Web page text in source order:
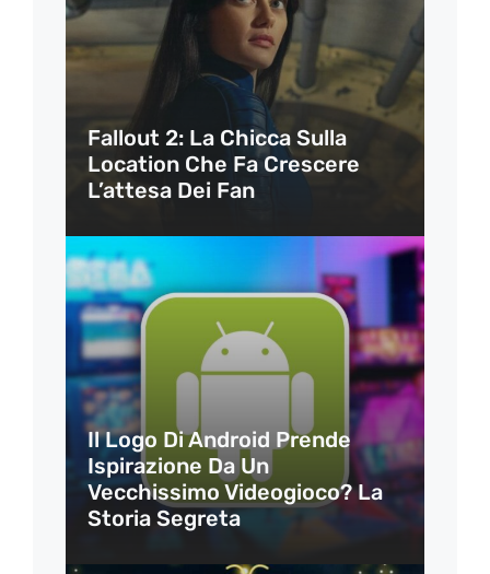
Fallout 2: La Chicca Sulla
Location Che Fa Crescere
L’attesa Dei Fan
Il Logo Di Android Prende
Ispirazione Da Un
Vecchissimo Videogioco? La
Storia Segreta